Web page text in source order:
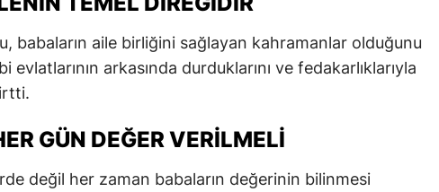
Erzincan
babaların aile birliğini sağlayan kahramanlar olduğunu
evlatlarının arkasında durduklarını ve fedakarlıklarıyla
GÜN DEĞER VERILMELI
değil her zaman babaların değerinin bilinmesi